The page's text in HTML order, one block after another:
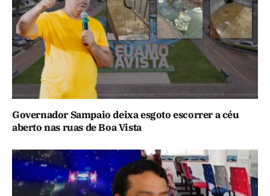
Governador Sampaio deixa esgoto escorrer a céu
aberto nas ruas de Boa Vista